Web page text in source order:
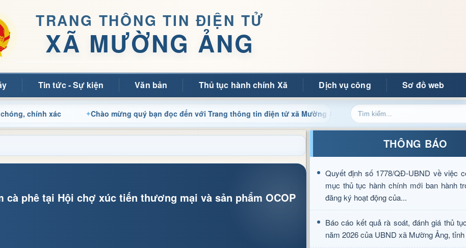
TRANG THÔNG TIN ĐIỆN TỬ
XÃ MƯỜNG ẢNG
Tin tức - Sự kiện Văn bản Thủ tục hành chính Xã Dịch vụ công Sơ đồ web
xác Chào mừng quý bạn đọc đến với Trang thông tin điện tử xã Mường Ảng Cập nhật thông tin điều hành, thủ
phê tại Hội chợ xúc tiến thương mại và sản phẩm OCOP
THÔNG BÁO
Quyết định số 1778/QĐ-UBND về việc
mục thủ tục hành chính mới ban hành
đăng ký hoạt động của...
Báo cáo kết quả rà soát, đánh giá thủ
năm 2026 của UBND xã Mường Ảng,